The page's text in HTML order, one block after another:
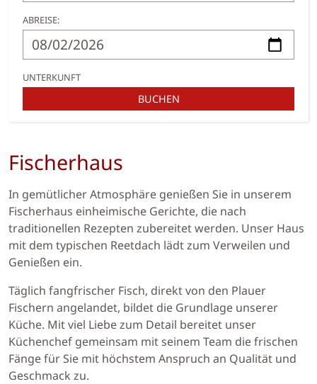
ABREISE:
UNTERKUNFT
BUCHEN
Fischerhaus
In gemütlicher Atmosphäre genießen Sie in unserem
Fischerhaus einheimische Gerichte, die nach
traditionellen Rezepten zubereitet werden. Unser Haus
mit dem typischen Reetdach lädt zum Verweilen und
Genießen ein.
Täglich fangfrischer Fisch, direkt von den Plauer
Fischern angelandet, bildet die Grundlage unserer
Küche. Mit viel Liebe zum Detail bereitet unser
Küchenchef gemeinsam mit seinem Team die frischen
Fänge für Sie mit höchstem Anspruch an Qualität und
Geschmack zu.